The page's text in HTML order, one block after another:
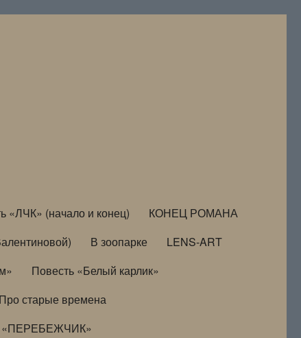
«ЛЧК» (начало и конец)
КОНЕЦ РОМАНА
В зоопарке
LENS-ART
Повесть «Белый карлик»
Про старые времена
«ПЕРЕБЕЖЧИК»